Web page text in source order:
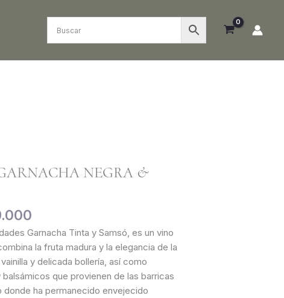
NEGRA &
precio
actual
Garnacha Tinta y Samsó, es un vino
la fruta madura y la elegancia de la
y delicada bollería, así como
que provienen de las barricas
ha permanecido envejecido